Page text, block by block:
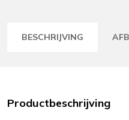
BESCHRIJVING
Productbeschrijving